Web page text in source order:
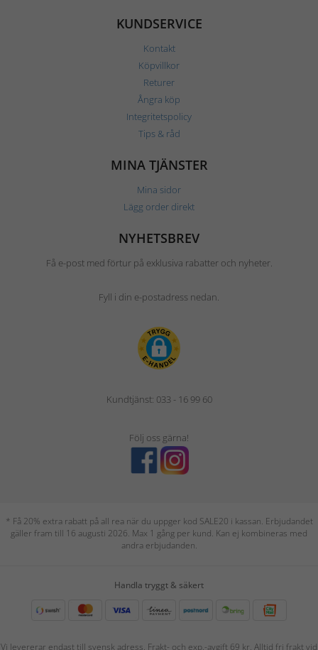
KUNDSERVICE
Kontakt
Köpvillkor
Returer
Ångra köp
Integritetspolicy
Tips & råd
MINA TJÄNSTER
Mina sidor
Lägg order direkt
NYHETSBREV
Få e-post med förtur på exklusiva rabatter och nyheter.
Fyll i din e-postadress nedan.
Kundtjänst: 033 - 16 99 60
Följ oss gärna!
* Få 20% extra rabatt på all rea när du uppger kod SALE20 i kassan. Erbjudandet
gäller fram till 16 augusti 2026. Max 1 gång per kund. Kan ej kombineras med
andra erbjudanden.
Handla tryggt & säkert
Vi levererar endast till svensk adress. Frakt- och exp.-avgift 69 kr. Alltid fri frakt vid